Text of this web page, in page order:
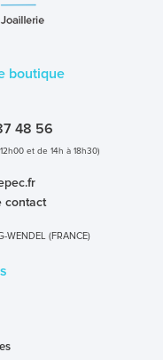
boutique
48 56
et de 14h à 18h30)
contact
WENDEL (FRANCE)